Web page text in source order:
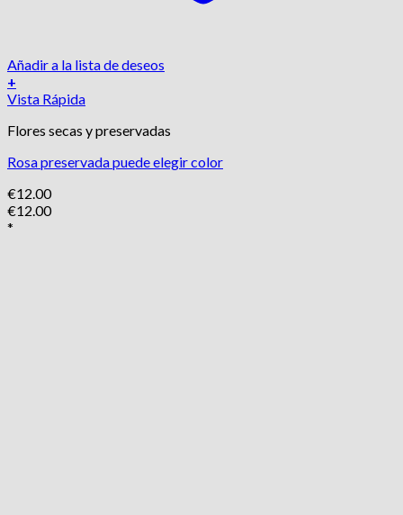
Añadir a la lista de deseos
+
Vista Rápida
Flores secas y preservadas
Rosa preservada puede elegir color
€12.00
€12.00
*